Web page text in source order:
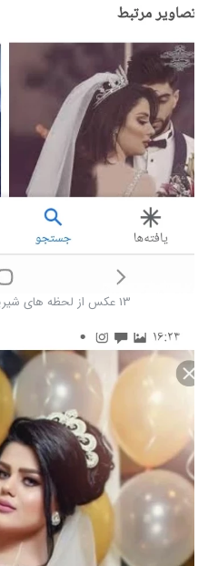
13 عکس از لحظه های شیرین عروسی نیکا با امیر روز